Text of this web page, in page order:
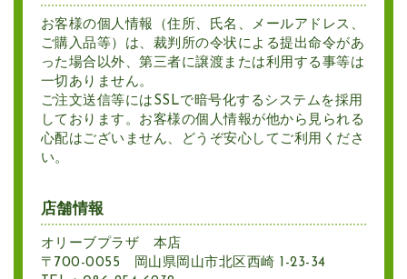
お客様の個人情報（住所、氏名、メールアドレス、
ご購入品等）は、裁判所の令状による提出命令があ
った場合以外、第三者に譲渡または利用する事等は
一切ありません。
ご注文送信等にはSSLで暗号化するシステムを採用
しております。お客様の個人情報が他から見られる
心配はございません、どうぞ安心してご利用くださ
い。
店舗情報
オリーブプラザ 本店
〒700-0055 岡山県岡山市北区西崎 1-23-34